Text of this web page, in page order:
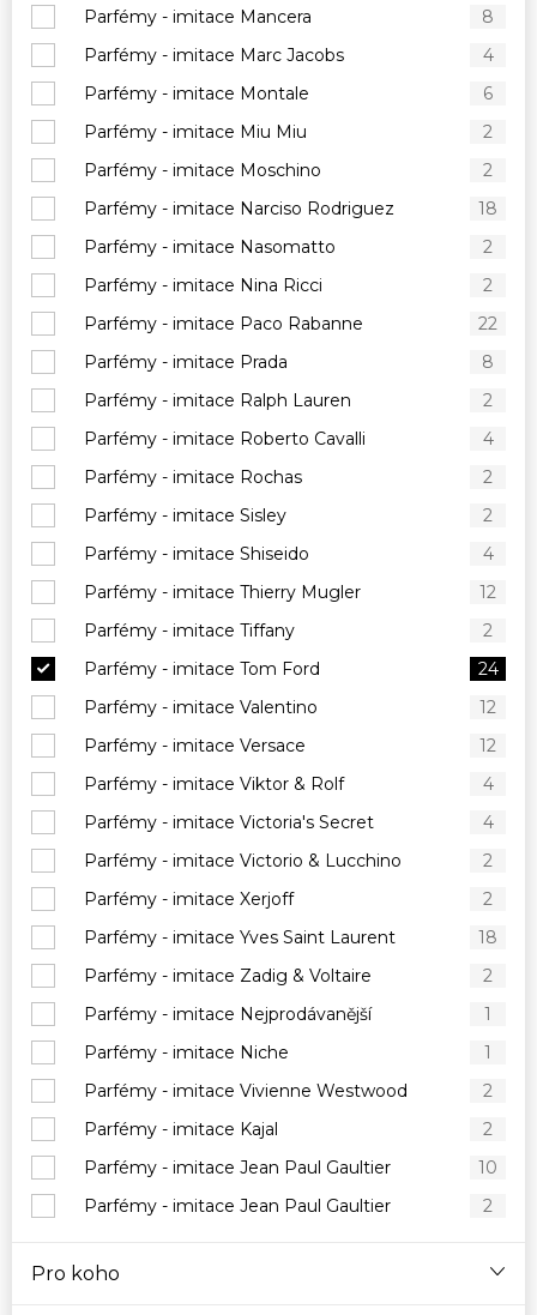
Parfémy - imitace Mancera
8
Parfémy - imitace Marc Jacobs
4
Parfémy - imitace Montale
6
Parfémy - imitace Miu Miu
2
Parfémy - imitace Moschino
2
Parfémy - imitace Narciso Rodriguez
18
Parfémy - imitace Nasomatto
2
Parfémy - imitace Nina Ricci
2
Parfémy - imitace Paco Rabanne
22
Parfémy - imitace Prada
8
Parfémy - imitace Ralph Lauren
2
Parfémy - imitace Roberto Cavalli
4
Parfémy - imitace Rochas
2
Parfémy - imitace Sisley
2
Parfémy - imitace Shiseido
4
Parfémy - imitace Thierry Mugler
12
Parfémy - imitace Tiffany
2
Parfémy - imitace Tom Ford
24
Parfémy - imitace Valentino
12
Parfémy - imitace Versace
12
Parfémy - imitace Viktor & Rolf
4
Parfémy - imitace Victoria's Secret
4
Parfémy - imitace Victorio & Lucchino
2
Parfémy - imitace Xerjoff
2
Parfémy - imitace Yves Saint Laurent
18
Parfémy - imitace Zadig & Voltaire
2
Parfémy - imitace Nejprodávanější
1
Parfémy - imitace Niche
1
Parfémy - imitace Vivienne Westwood
2
Parfémy - imitace Kajal
2
Parfémy - imitace Jean Paul Gaultier
10
Parfémy - imitace Jean Paul Gaultier
2
Pro koho